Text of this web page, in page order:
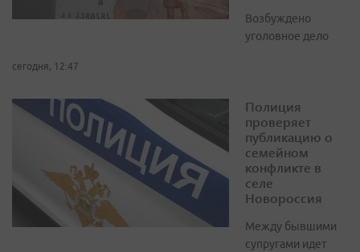
Возбуждено
уголовное дело
сегодня, 12:47
Полиция
проверяет
публикацию о
семейном
конфликте в
селе
Новороссия
Между бывшими
супругами идет